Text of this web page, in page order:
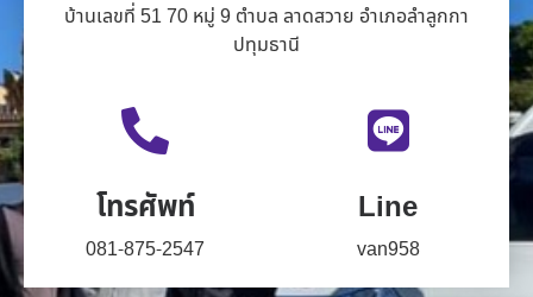
บ้านเลขที่ 51 70 หมู่ 9 ตำบล ลาดสวาย อำเภอลำลูกกา
ปทุมธานี
โทรศัพท์
081-875-2547
Line
van958